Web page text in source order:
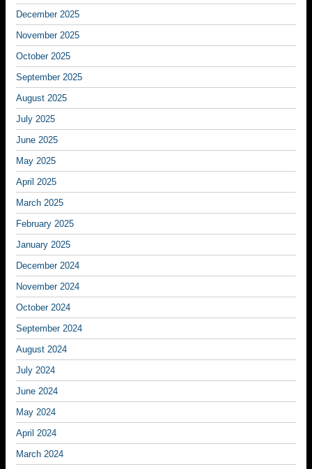
December 2025
November 2025
October 2025
September 2025
August 2025
July 2025
June 2025
May 2025
April 2025
March 2025
February 2025
January 2025
December 2024
November 2024
October 2024
September 2024
August 2024
July 2024
June 2024
May 2024
April 2024
March 2024